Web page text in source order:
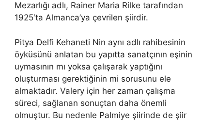
Mezarlığı adlı, Rainer Maria Rilke tarafından
1925′ta Almanca’ya çevrilen şiirdir.
Pitya Delfi Kehaneti Nin aynı adlı rahibesinin
öyküsünü anlatan bu yapıtta sanatçının eşinin
uymasının mı yoksa çalışarak yaptığını
oluşturması gerektiğinin mi sorusunu ele
almaktadır. Valery için her zaman çalışma
süreci, sağlanan sonuçtan daha önemli
olmuştur. Bu nedenle Palmiye şiirinde de şiir